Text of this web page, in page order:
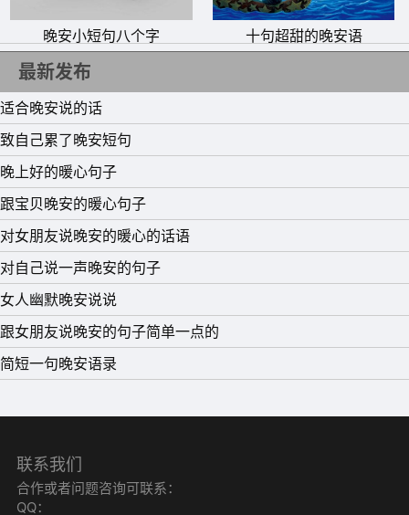
11、陪你青丝变白发，陪你朝阳又夕下，我们三餐四季，我
们煮茶赏花。
12、悟空最幸福的事不是七十二变，而是重获自由;唐僧最
幸福的事不是美女相伴，而是取得真经;我最幸福的事不是
功成名就，而是爱上你。
13、后来时间都与你有关，还好是你，成为我的喜欢。
14、我不太会说什么动人的情话，撩人我也不会。如果不小
心撩到你，对不起，我是真心的。
15、如果你敢用一辈子的幸福来赌，拼了命我也不会让你
输。
晚安小短句八个字 十句超甜的晚安语
最新发布
适合晚安说的话
致自己累了晚安短句
晚上好的暖心句子
跟宝贝晚安的暖心句子
对女朋友说晚安的暖心的话语
对自己说一声晚安的句子
女人幽默晚安说说
跟女朋友说晚安的句子简单一点的
简短一句晚安语录
联系我们
合作或者问题咨询可联系：
QQ：